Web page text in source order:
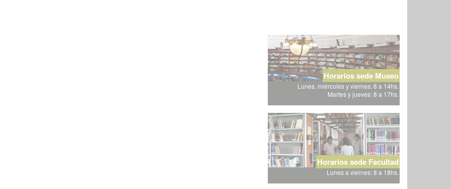
Horarios sede Museo
Lunes, miércoles y viernes: 8 a 14hs.
Martes y jueves: 8 a 17hs.
Horarios sede Facultad
Lunes a viernes: 8 a 18hs.